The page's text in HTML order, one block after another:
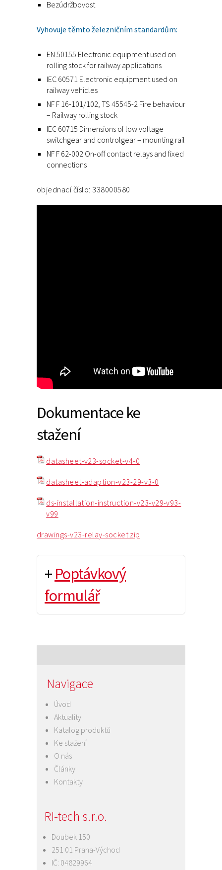
Bezúdržbovost
Vyhovuje těmto železničním standardům:
EN 50155 Electronic equipment used on
rolling stock for railway applications
IEC 60571 Electronic equipment used on
railway vehicles
NF F 16-101/102, TS 45545-2 Fire behaviour
– Railway rolling stock
IEC 60715 Dimensions of low voltage
switchgear and controlgear – mounting rail
NF F 62-002 On-off contact relays and fixed
connections
objednací číslo: 338000580
Dokumentace ke
stažení
datasheet-v23-socket-v4-0
datasheet-adaption-v23-29-v3-0
ds-installation-instruction-v23-v29-v93-
v99
drawings-v23-relay-socket.zip
+ Poptávkový
formulář
Navigace
Úvod
Aktuality
Katalog produktů
Ke stažení
O nás
Články
Kontakty
RI-tech s.r.o.
Doubek 150
251 01 Praha-Východ
IČ: 04829964